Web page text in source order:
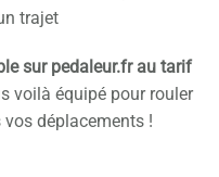
trajet
sur pedaleur.fr au tarif
voilà équipé pour rouler
déplacements !